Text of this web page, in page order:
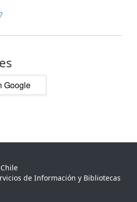
Google
de Información y Bibliotecas